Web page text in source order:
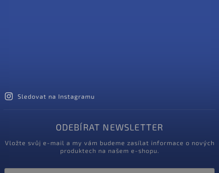
Sledovat na Instagramu
ODEBÍRAT NEWSLETTER
Vložte svůj e-mail a my vám budeme zasílat informace o nových
produktech na našem e-shopu.